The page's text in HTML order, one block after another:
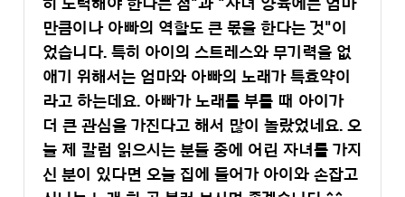
히 노력해야 한다는 점"과 "자녀 양육에는 엄마
만큼이나 아빠의 역할도 큰 몫을 한다는 것"이
었습니다. 특히 아이의 스트레스와 무기력을 없
애기 위해서는 엄마와 아빠의 노래가 특효약이
라고 하는데요. 아빠가 노래를 부를 때 아이가
더 큰 관심을 가진다고 해서 많이 놀랐었네요. 오
늘 제 칼럼 읽으시는 분들 중에 어린 자녀를 가지
신 분이 있다면 오늘 집에 들어가 아이와 손잡고